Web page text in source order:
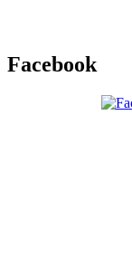
Facebook